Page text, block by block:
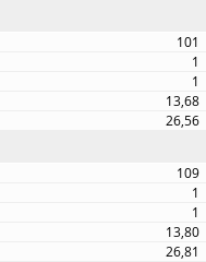
101
1
1
13,68
26,56
109
1
1
13,80
26,81